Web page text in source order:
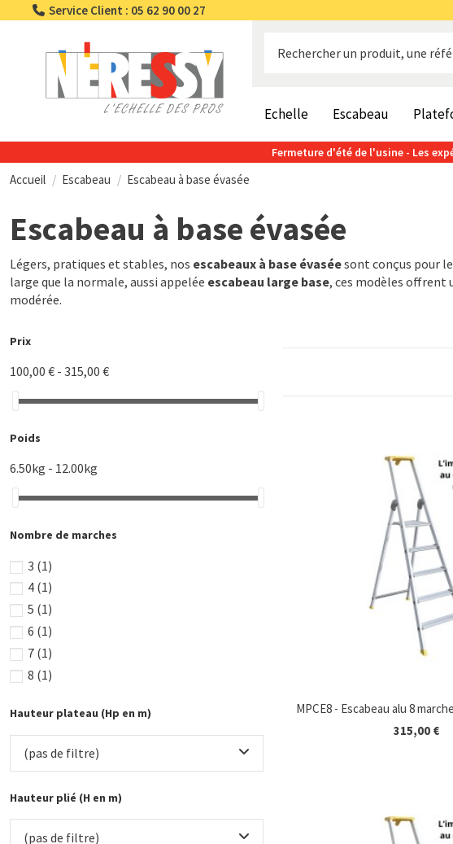
Service Client : 05 62 90 00 27
Echelle Escabeau
Fermeture d'été de l'usine - Les
Accueil Escabeau Escabeau à base évasée
Escabeau à base évasée
Légers, pratiques et stables, nos escabeaux à base évaséesont conçus pour
large que la normale, aussi appelée escabeau large base, ces modèles offrent
modérée.
MPCE8 - Escabeau alu 8
315,00 €
Prix
100,00 € - 315,00 €
Poids
6.50kg - 12.00kg
Nombre de marches
3 (1)
4 (1)
5 (1)
6 (1)
7 (1)
8 (1)
Hauteur plateau (Hp en m)
(pas de filtre)
Hauteur plié (H en m)
(pas de filtre)